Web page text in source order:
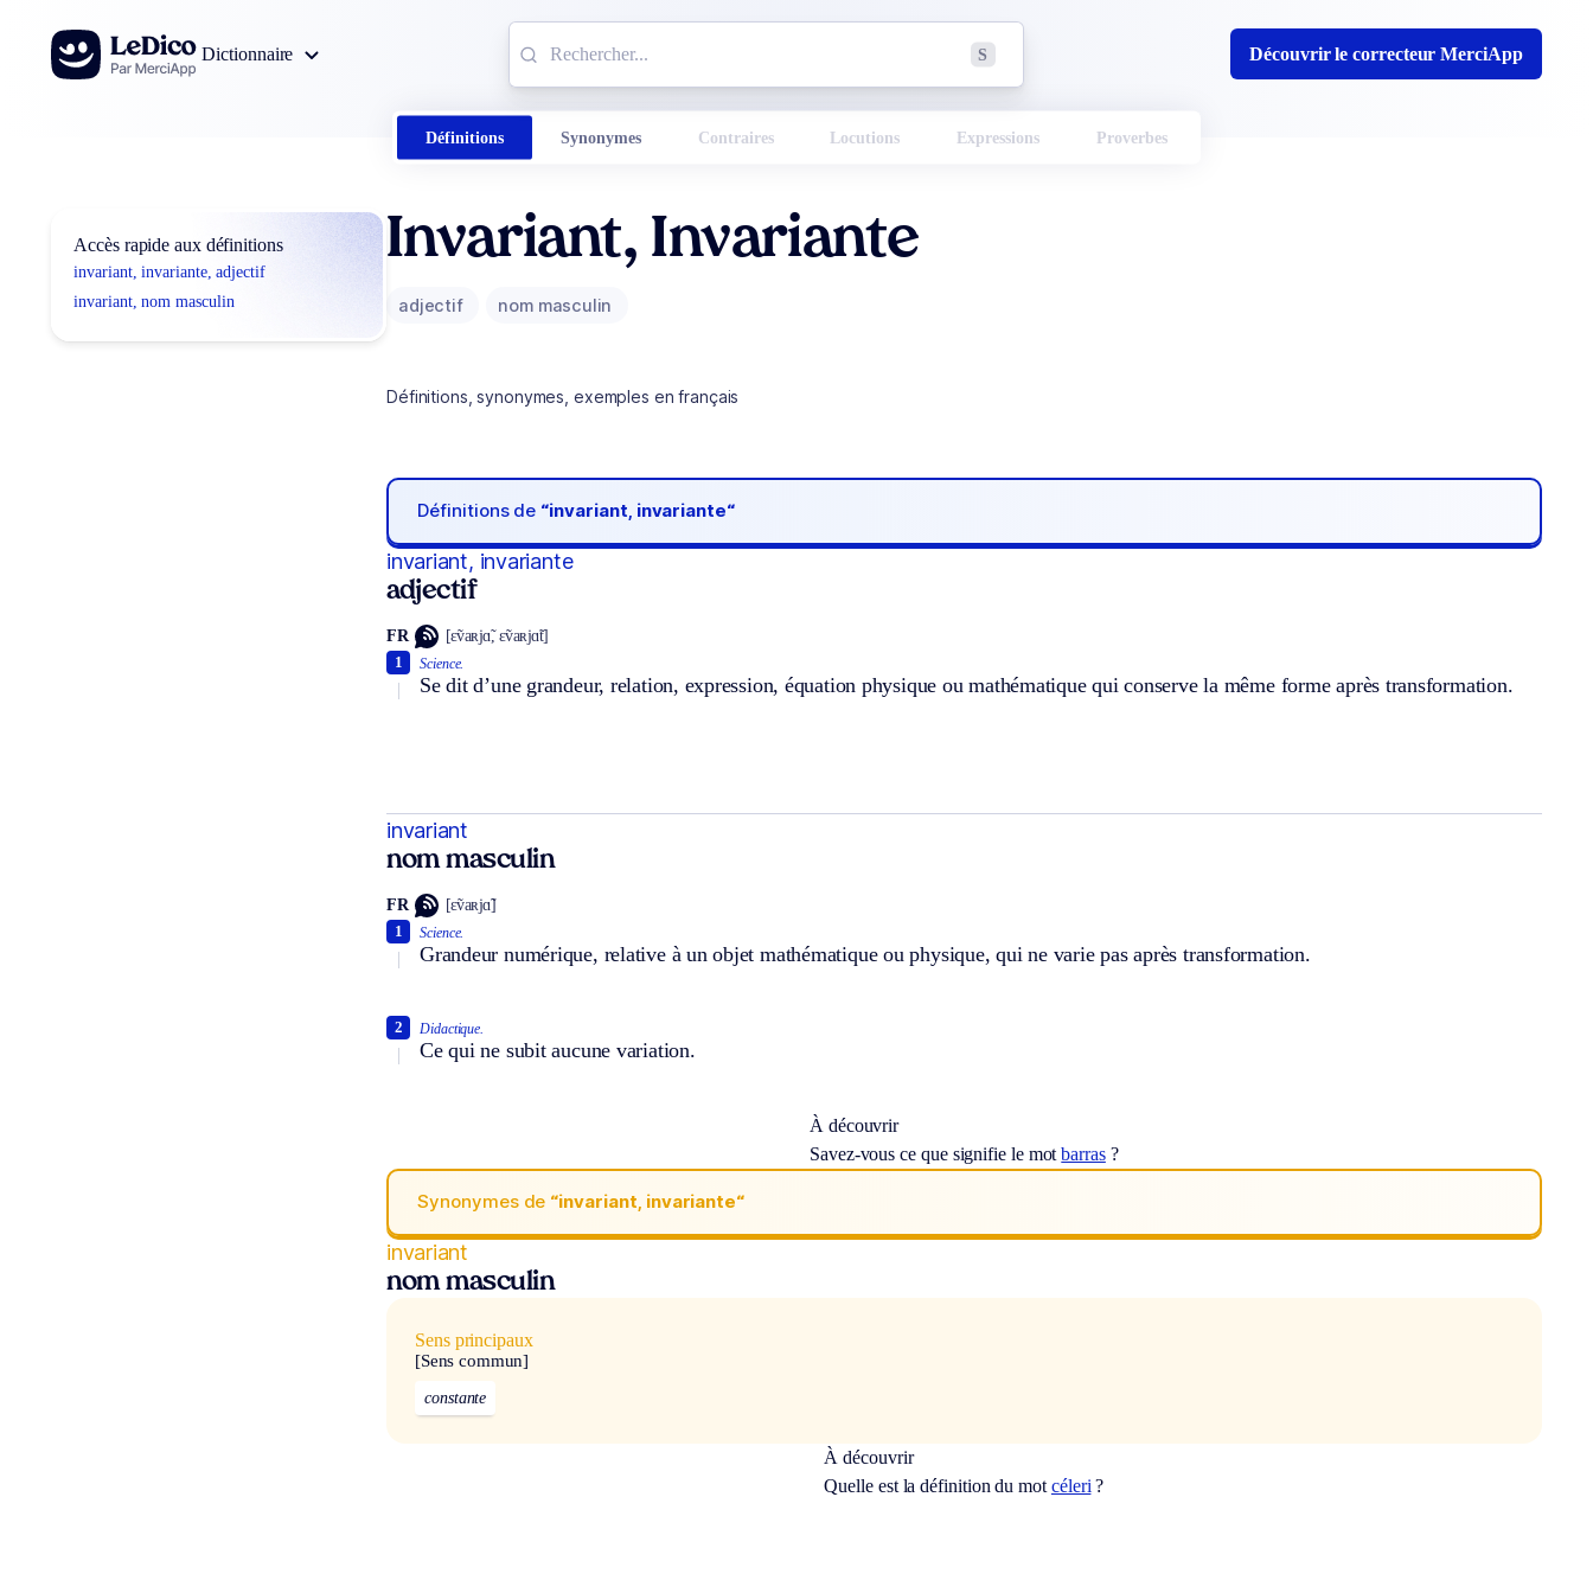
Aller au contenu
Dictionnaire
S Découvrir le correcteur MerciApp
Définitions Synonymes Contraires Locutions Expressions Proverbes
Accès rapide aux définitions
invariant, invariante, adjectif
invariant, nom masculin
Invariant, Invariante
adjectif nom masculin
Définitions, synonymes, exemples en français
Définitions de “invariant, invariante“
invariant, invariante
adjectif
FR [ɛ̃vaʀjɑ̃, ɛ̃vaʀjɑ̃t]
Science.
Se dit d’une grandeur, relation, expression, équation physique ou mathématique qui conserve la même forme après transformation.
1
invariant
nom masculin
FR [ɛ̃vaʀjɑ̃]
Science.
Grandeur numérique, relative à un objet mathématique ou physique, qui ne varie pas après transformation.
1
Didactique.
Ce qui ne subit aucune variation.
2
À découvrir
Savez-vous ce que signifie le motbarras?
Synonymes de “invariant, invariante“
invariant
nom masculin
Sens principaux
[Sens commun]
constante
À découvrir
Quelle est la définition du mot céleri ?